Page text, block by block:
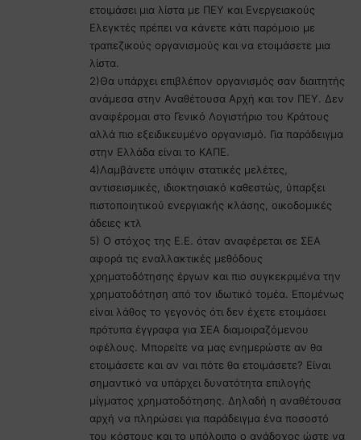
ετοιμάσει μια λίστα με ΠΕΥ και Ενεργειακούς
Ελεγκτές πρέπει να κάνετε κάτι παρόμοιο με
τραπεζικούς οργανισμούς και να ετοιμάσετε μια
λίστα.
2)Θα υπάρχει επιβλέπον οργανισμός σαν διαιτητής
ανάμεσα στην Αναθέτουσα Αρχή και τον ΠΕΥ. Δεν
αναφέρομαι στο Γενικό Λογιστήριο του Κράτους
αλλά πιο εξειδικευμένο οργανισμό. Για παράδειγμα
στην Ελλάδα είναι το ΚΑΠΕ.
4)Λαμβάνετε υπόψιν στατικές μελέτες,
αντισεισμικές, ιδιοκτησιακό καθεστώς, ύπαρξει
πιστοποιητικού ενεργιακής κλάσης, οικοδομικές
άδειες κτλ
5) Ο στόχος της Ε.Ε. όταν αναφέρεται σε ΣΕΑ
αφορά τις εναλλακτικές μεθόδους
χρηματοδότησης έργων και πιο συγκεκριμένα την
χρηματοδότηση από τον ιδωτικό τομέα. Επομένως
είναι λάθος το γεγονός ότι δεν έχετε ετοιμάσει
πρότυπα έγγραφα για ΣΕΑ διαμοιραζόμενου
οφέλους. Μπορείτε να μας ενημερώστε αν θα
ετοιμάσετε και αν ναι πότε θα ετοιμάσετε? Είναι
σημαντικό να υπάρχει δυνατότητα επιλογής
μίγματος χρηματοδότησης. Δηλαδή η αναθέτουσα
αρχή να πληρώσει για παράδειγμα ένα ποσοστό
του κόστους και το υπόλοιπο ο ανάδοχος ώστε να